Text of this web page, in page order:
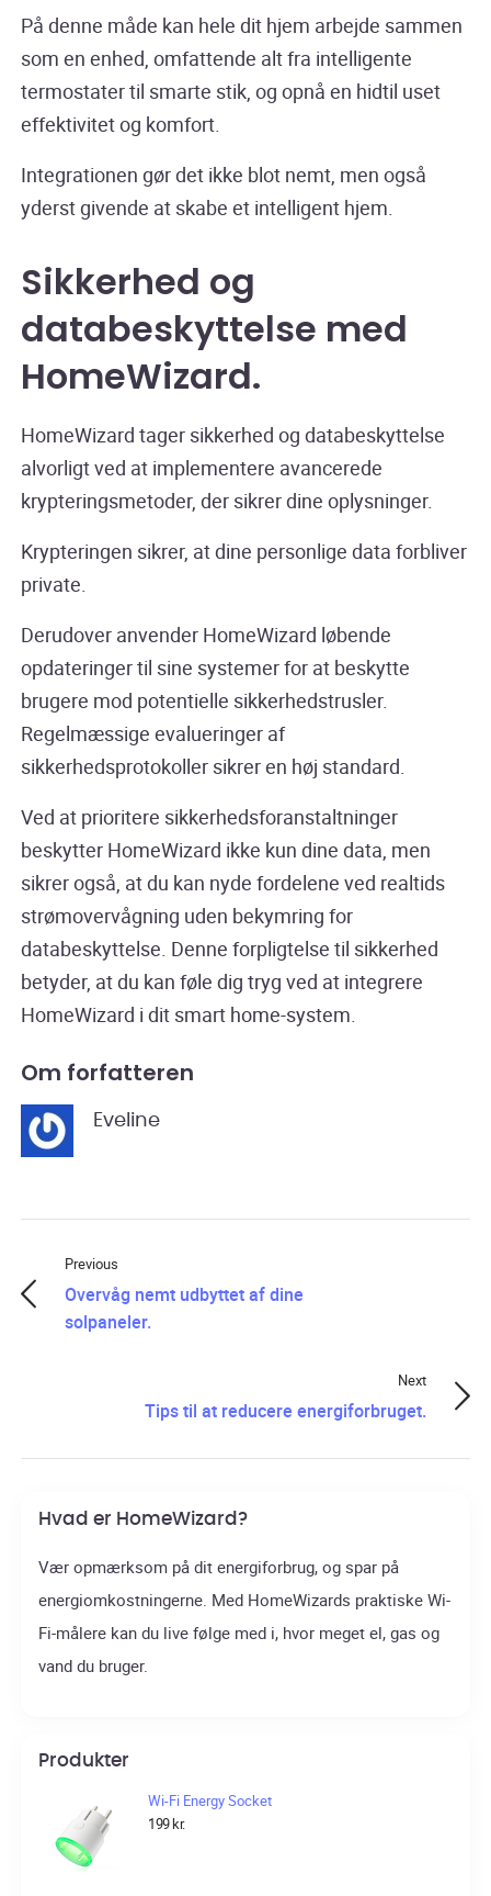
På denne måde kan hele dit hjem arbejde sammen
som en enhed, omfattende alt fra intelligente
termostater til smarte stik, og opnå en hidtil uset
effektivitet og komfort.
Integrationen gør det ikke blot nemt, men også
yderst givende at skabe et intelligent hjem.
Sikkerhed og
databeskyttelse med
HomeWizard.
HomeWizard tager sikkerhed og databeskyttelse
alvorligt ved at implementere avancerede
krypteringsmetoder, der sikrer dine oplysninger.
Krypteringen sikrer, at dine personlige data forbliver
private.
Derudover anvender HomeWizard løbende
opdateringer til sine systemer for at beskytte
brugere mod potentielle sikkerhedstrusler.
Regelmæssige evalueringer af
sikkerhedsprotokoller sikrer en høj standard.
Ved at prioritere sikkerhedsforanstaltninger
beskytter HomeWizard ikke kun dine data, men
sikrer også, at du kan nyde fordelene ved realtids
strømovervågning uden bekymring for
databeskyttelse. Denne forpligtelse til sikkerhed
betyder, at du kan føle dig tryg ved at integrere
HomeWizard i dit smart home-system.
Om forfatteren
Eveline
Previous
Overvåg nemt udbyttet af dine
solpaneler.
Next
Tips til at reducere energiforbruget.
Hvad er HomeWizard?
Vær opmærksom på dit energiforbrug, og spar på
energiomkostningerne. Med HomeWizards praktiske Wi-
Fi-målere kan du live følge med i, hvor meget el, gas og
vand du bruger.
Produkter
Wi-Fi Energy Socket
199kr.